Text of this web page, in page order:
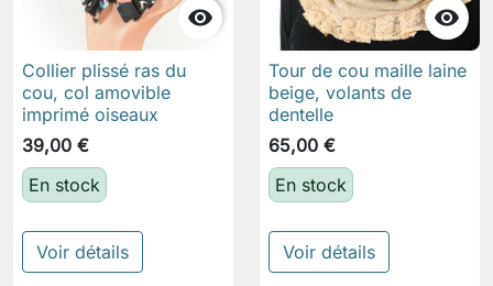

Collier plissé ras du
cou, col amovible
imprimé oiseaux
39,00 €
En stock
Voir détails

Tour de cou maille laine
beige, volants de
dentelle
65,00 €
En stock
Voir détails